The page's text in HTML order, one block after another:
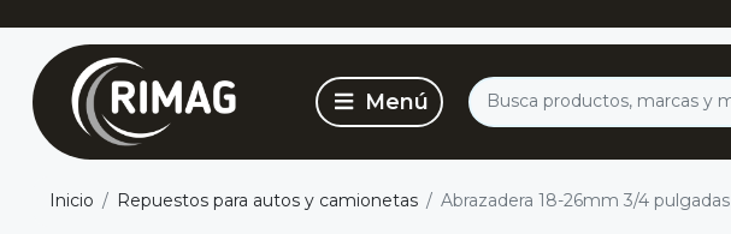
Inicio Repuestos para autos y camionetas Abrazadera 18-26mm 3/4 pulgadas